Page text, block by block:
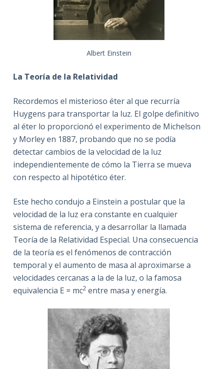
Albert Einstein
La Teoría de la Relatividad
Recordemos el misterioso éter al que recurría
Huygens para transportar la luz. El golpe definitivo
al éter lo proporcionó el experimento de Michelson
y Morley en 1887, probando que no se podía
detectar cambios de la velocidad de la luz
independientemente de cómo la Tierra se mueva
con respecto al hipotético éter.
Este hecho condujo a Einstein a postular que la
velocidad de la luz era constante en cualquier
sistema de referencia, y a desarrollar la llamada
Teoría de la Relatividad Especial. Una consecuencia
de la teoría es el fenómenos de contracción
temporal y el aumento de masa al aproximarse a
velocidades cercanas a la de la luz, o la famosa
equivalencia E = mc2entre masa y energía.